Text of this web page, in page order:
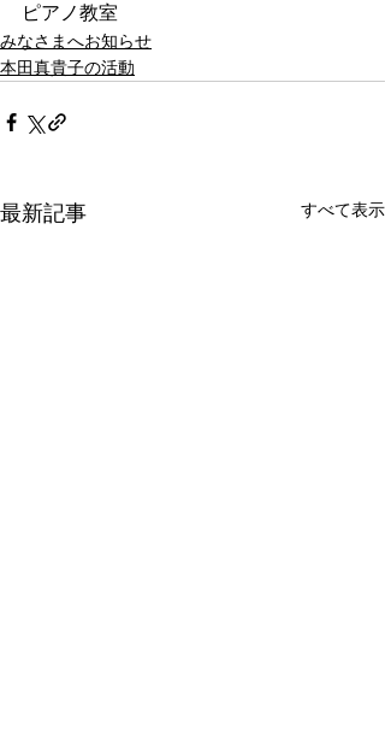
ピアノ教室
みなさまへお知らせ
本田真貴子の活動
最新記事 すべて表示